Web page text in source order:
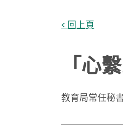
< 回上頁
「心
教育局常任秘